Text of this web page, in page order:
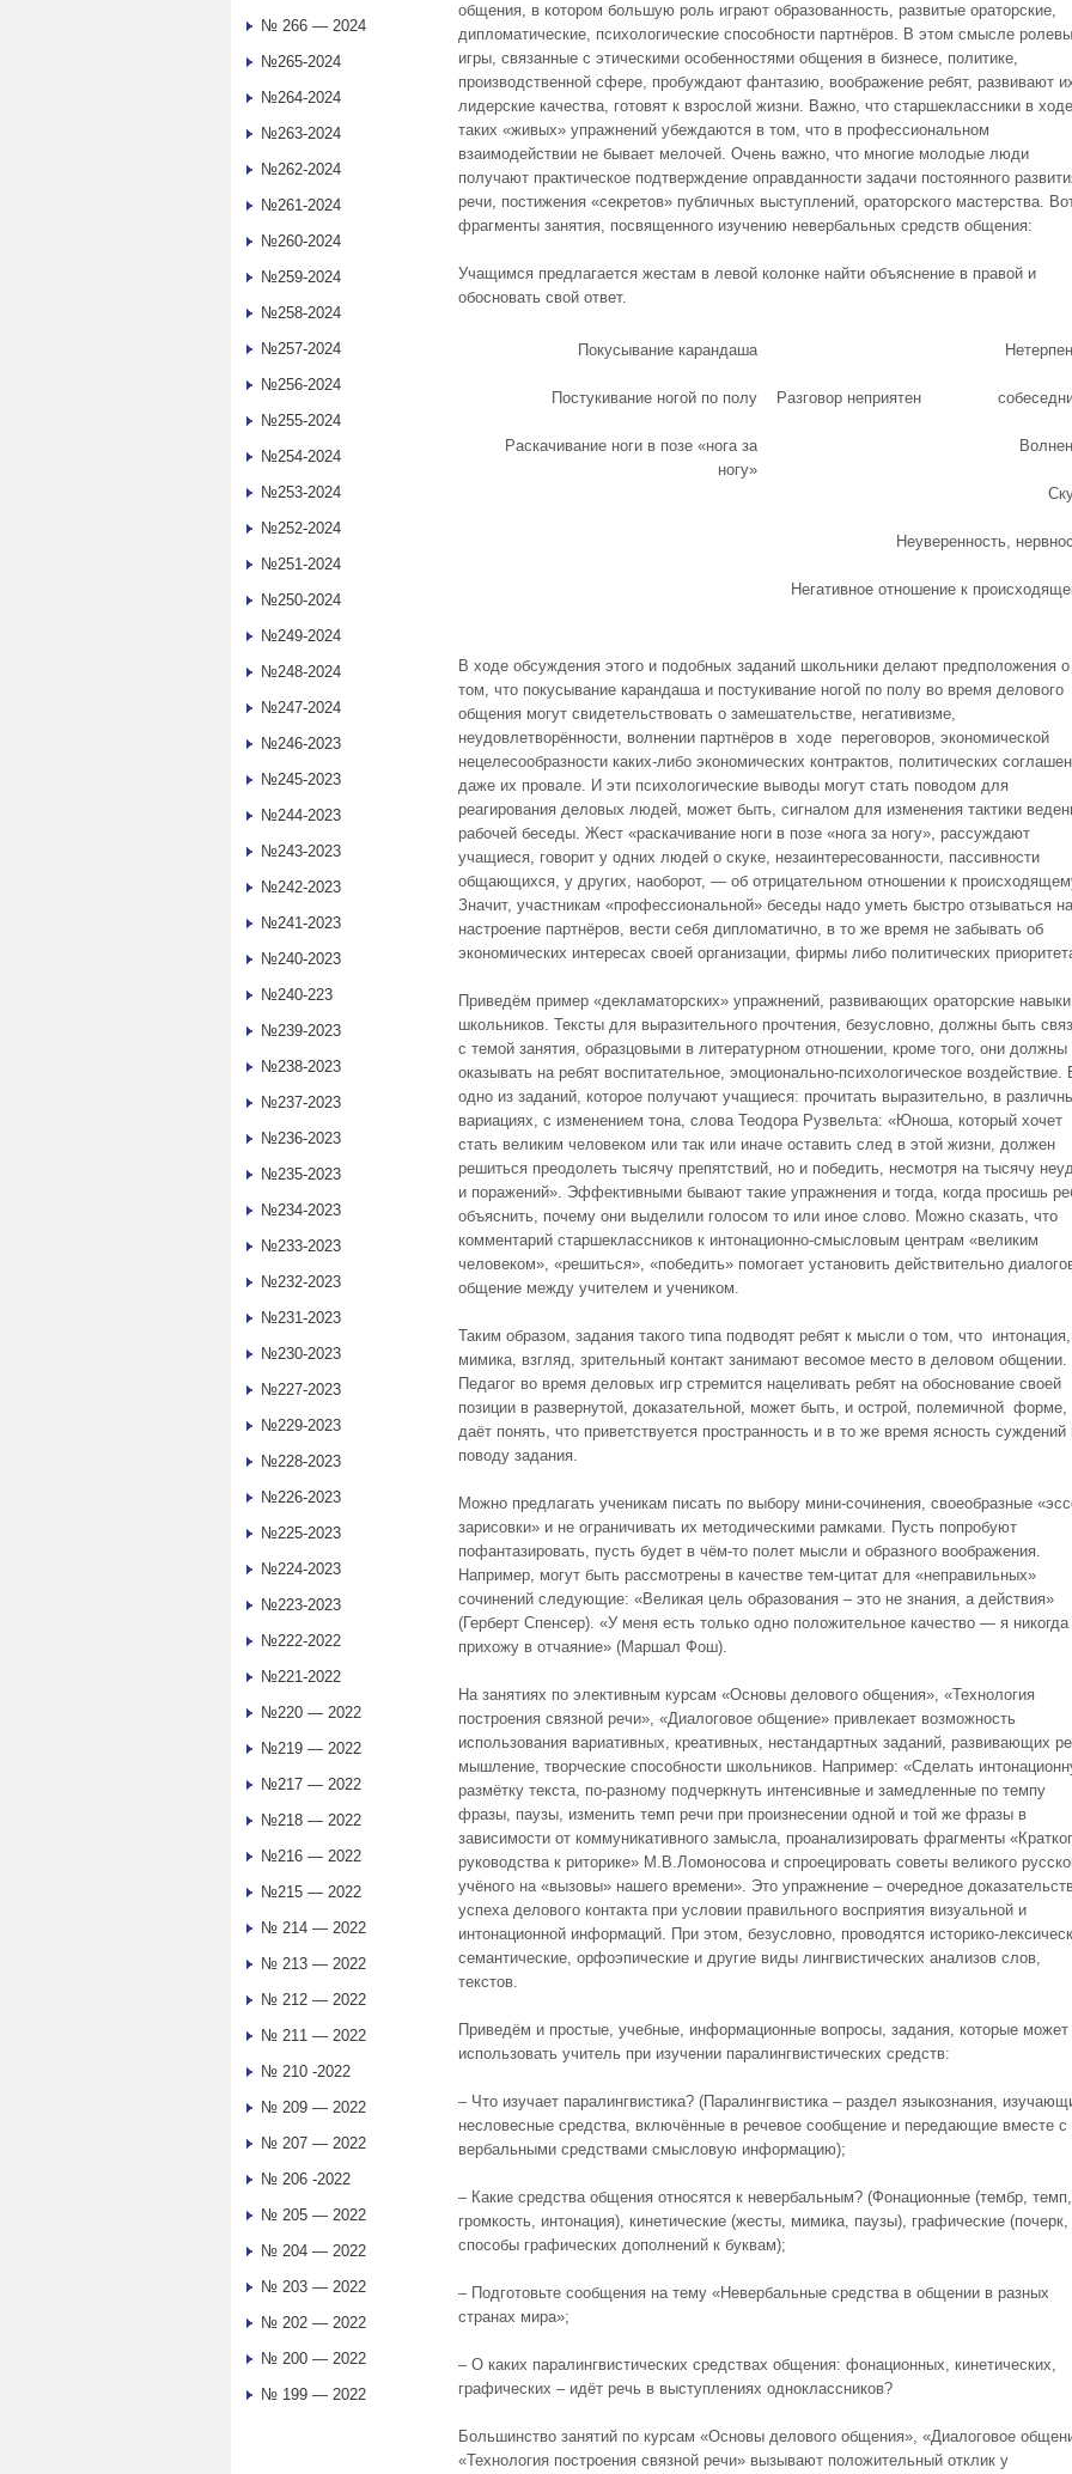
общения, в котором большую роль играют образованность, развитые ораторские,
дипломатические, психологические способности партнёров. В этом смысле
игры, связанные с этическими особенностями общения в бизнесе, политике,
производственной сфере, пробуждают фантазию, воображение ребят, развивают
лидерские качества, готовят к взрослой жизни. Важно, что старшеклассники в ходе
таких «живых» упражнений убеждаются в том, что в профессиональном
взаимодействии не бывает мелочей. Очень важно, что многие молодые люди
получают практическое подтверждение оправданности задачи постоянного
речи, постижения «секретов» публичных выступлений, ораторского мастерства.
фрагменты занятия, посвященного изучению невербальных средств общения:
Учащимся предлагается жестам в левой колонке найти объяснение в правой и
обосновать свой ответ.
Покусывание карандаша
Постукивание ногой по полу
Раскачивание ноги в позе «нога за
ногу»
Разговор неприятен
Неуверенность,
Негативное отношение к
В ходе обсуждения этого и подобных заданий школьники делают предположения о
том, что покусывание карандаша и постукивание ногой по полу во время делового
общения могут свидетельствовать о замешательстве, негативизме,
неудовлетворённости, волнении партнёров в ходе переговоров, экономической
нецелесообразности каких-либо экономических контрактов, политических
даже их провале. И эти психологические выводы могут стать поводом для
реагирования деловых людей, может быть, сигналом для изменения тактики
рабочей беседы. Жест «раскачивание ноги в позе «нога за ногу», рассуждают
учащиеся, говорит у одних людей о скуке, незаинтересованности, пассивности
общающихся, у других, наоборот, — об отрицательном отношении к
Значит, участникам «профессиональной» беседы надо уметь быстро отзываться на
настроение партнёров, вести себя дипломатично, в то же время не забывать об
экономических интересах своей организации, фирмы либо политических
Приведём пример «декламаторских» упражнений, развивающих ораторские навыки
школьников. Тексты для выразительного прочтения, безусловно, должны быть
с темой занятия, образцовыми в литературном отношении, кроме того, они должны
оказывать на ребят воспитательное, эмоционально-психологическое воздействие.
одно из заданий, которое получают учащиеся: прочитать выразительно, в
вариациях, с изменением тона, слова Теодора Рузвельта: «Юноша, который хочет
стать великим человеком или так или иначе оставить след в этой жизни, должен
решиться преодолеть тысячу препятствий, но и победить, несмотря на тысячу
и поражений». Эффективными бывают такие упражнения и тогда, когда просишь
объяснить, почему они выделили голосом то или иное слово. Можно сказать, что
комментарий старшеклассников к интонационно-смысловым центрам «великим
человеком», «решиться», «победить» помогает установить действительно
общение между учителем и учеником.
Таким образом, задания такого типа подводят ребят к мысли о том, что интонация,
мимика, взгляд, зрительный контакт занимают весомое место в деловом общении.
Педагог во время деловых игр стремится нацеливать ребят на обоснование своей
позиции в развернутой, доказательной, может быть, и острой, полемичной форме,
даёт понять, что приветствуется пространность и в то же время ясность суждений
поводу задания.
Можно предлагать ученикам писать по выбору мини-сочинения, своеобразные
зарисовки» и не ограничивать их методическими рамками. Пусть попробуют
пофантазировать, пусть будет в чём-то полет мысли и образного воображения.
Например, могут быть рассмотрены в качестве тем-цитат для «неправильных»
сочинений следующие: «Великая цель образования – это не знания, а действия»
(Герберт Спенсер). «У меня есть только одно положительное качество — я никогда
прихожу в отчаяние» (Маршал Фош).
На занятиях по элективным курсам «Основы делового общения», «Технология
построения связной речи», «Диалоговое общение» привлекает возможность
использования вариативных, креативных, нестандартных заданий, развивающих
мышление, творческие способности школьников. Например: «Сделать
размётку текста, по-разному подчеркнуть интенсивные и замедленные по темпу
фразы, паузы, изменить темп речи при произнесении одной и той же фразы в
зависимости от коммуникативного замысла, проанализировать фрагменты
руководства к риторике» М.В.Ломоносова и спроецировать советы великого
учёного на «вызовы» нашего времени». Это упражнение – очередное
успеха делового контакта при условии правильного восприятия визуальной и
интонационной информаций. При этом, безусловно, проводятся историко-
семантические, орфоэпические и другие виды лингвистических анализов слов,
текстов.
Приведём и простые, учебные, информационные вопросы, задания, которые может
использовать учитель при изучении паралингвистических средств:
– Что изучает паралингвистика? (Паралингвистика – раздел языкознания,
несловесные средства, включённые в речевое сообщение и передающие вместе с
вербальными средствами смысловую информацию);
– Какие средства общения относятся к невербальным? (Фонационные (тембр, темп,
громкость, интонация), кинетические (жесты, мимика, паузы), графические (почерк,
способы графических дополнений к буквам);
– Подготовьте сообщения на тему «Невербальные средства в общении в разных
странах мира»;
– О каких паралингвистических средствах общения: фонационных, кинетических,
графических – идёт речь в выступлениях одноклассников?
Большинство занятий по курсам «Основы делового общения», «Диалоговое
«Технология построения связной речи» вызывают положительный отклик у
№ 266 — 2024
№265-2024
№264-2024
№263-2024
№262-2024
№261-2024
№260-2024
№259-2024
№258-2024
№257-2024
№256-2024
№255-2024
№254-2024
№253-2024
№252-2024
№251-2024
№250-2024
№249-2024
№248-2024
№247-2024
№246-2023
№245-2023
№244-2023
№243-2023
№242-2023
№241-2023
№240-2023
№240-223
№239-2023
№238-2023
№237-2023
№236-2023
№235-2023
№234-2023
№233-2023
№232-2023
№231-2023
№230-2023
№227-2023
№229-2023
№228-2023
№226-2023
№225-2023
№224-2023
№223-2023
№222-2022
№221-2022
№220 — 2022
№219 — 2022
№217 — 2022
№218 — 2022
№216 — 2022
№215 — 2022
№ 214 — 2022
№ 213 — 2022
№ 212 — 2022
№ 211 — 2022
№ 210 -2022
№ 209 — 2022
№ 207 — 2022
№ 206 -2022
№ 205 — 2022
№ 204 — 2022
№ 203 — 2022
№ 202 — 2022
№ 200 — 2022
№ 199 — 2022